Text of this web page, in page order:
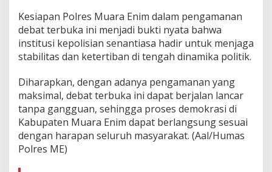
Kesiapan Polres Muara Enim dalam pengamanan
debat terbuka ini menjadi bukti nyata bahwa
institusi kepolisian senantiasa hadir untuk menjaga
stabilitas dan ketertiban di tengah dinamika politik.
Diharapkan, dengan adanya pengamanan yang
maksimal, debat terbuka ini dapat berjalan lancar
tanpa gangguan, sehingga proses demokrasi di
Kabupaten Muara Enim dapat berlangsung sesuai
dengan harapan seluruh masyarakat. (Aal/Humas
Polres ME)